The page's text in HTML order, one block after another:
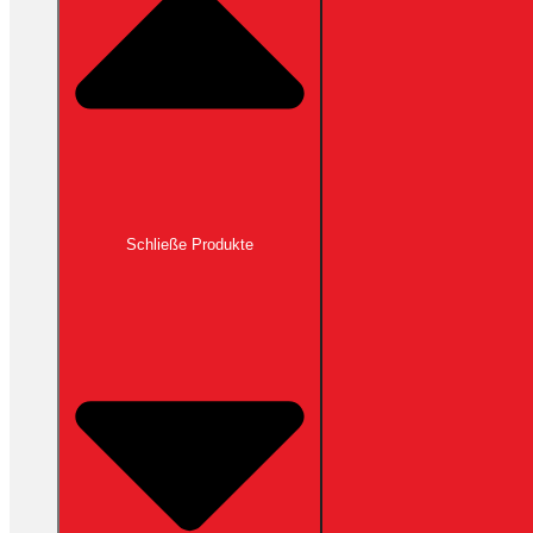
Schließe Produkte